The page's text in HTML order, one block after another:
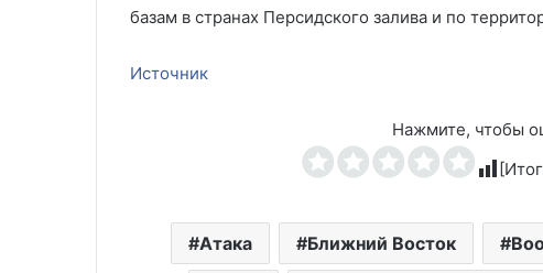
базам в странах Персидского залива и по
Источник
Нажмите, чтобы
Атака Ближний Восток